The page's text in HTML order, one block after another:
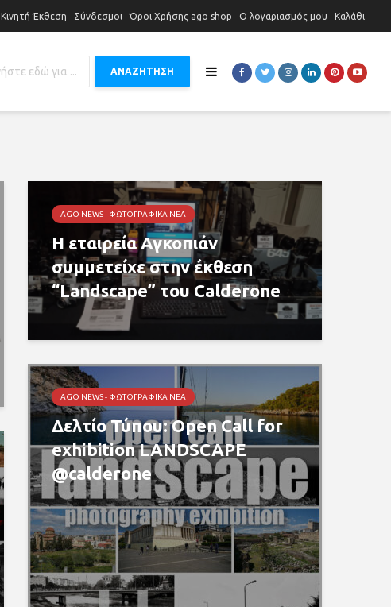
Κινητή Έκθεση Σύνδεσμοι Όροι Χρήσης ago shop Ο λογαριασμός μου Καλάθι
ΑΝΑΖΗΤΗΣΗ
AGO NEWS - ΦΩΤΟΓΡΑΦΙΚΆ ΝΈΑ
Η εταιρεία Αγκοπιάν
συμμετείχε στην έκθεση
“Landscape” του Calderone
AGO NEWS - ΦΩΤΟΓΡΑΦΙΚΆ ΝΈΑ
Δελτίο Τύπου: Open Call for
exhibition LANDSCAPE
@calderone